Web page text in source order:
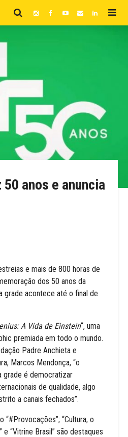
anos e anuncia
e mais de 800 horas de
dos 50 anos da
grade acontece até o final de
A Vida de Einstein“, uma
premiada em todo o mundo.
Padre Anchieta e
Marcos Mendonça, “o
grade é democratizar
de qualidade, algo
a canais fechados”.
“Cultura, o
e “Vitrine Brasil” são destaques